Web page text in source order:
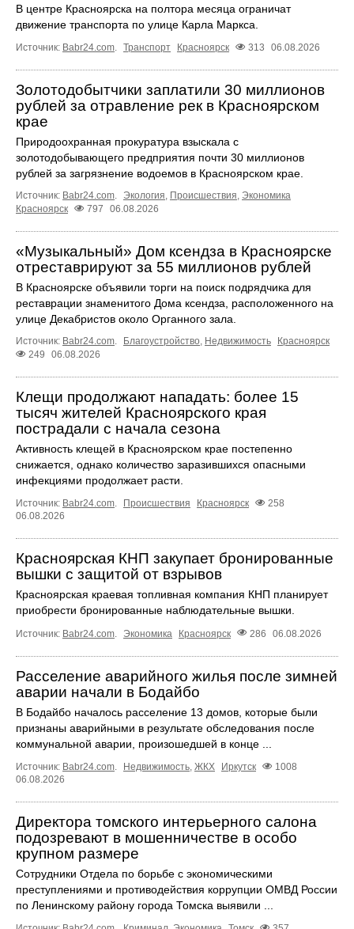
В центре Красноярска на полтора месяца ограничат
движение транспорта по улице Карла Маркса.
Источник: Babr24.com. Транспорт Красноярск 313 06.08.2026
Золотодобытчики заплатили 30 миллионов
рублей за отравление рек в Красноярском
крае
Природоохранная прокуратура взыскала с
золотодобывающего предприятия почти 30 миллионов
рублей за загрязнение водоемов в Красноярском крае.
Источник: Babr24.com. Экология, Происшествия, Экономика
Красноярск
797 06.08.2026
«Музыкальный» Дом ксендза в Красноярске
отреставрируют за 55 миллионов рублей
В Красноярске объявили торги на поиск подрядчика для
реставрации знаменитого Дома ксендза, расположенного на
улице Декабристов около Органного зала.
Источник: Babr24.com. Благоустройство, Недвижимость
Красноярск
249
06.08.2026
Клещи продолжают нападать: более 15
тысяч жителей Красноярского края
пострадали с начала сезона
Активность клещей в Красноярском крае постепенно
снижается, однако количество заразившихся опасными
инфекциями продолжает расти.
Источник: Babr24.com. Происшествия Красноярск
258
06.08.2026
Красноярская КНП закупает бронированные
вышки с защитой от взрывов
Красноярская краевая топливная компания КНП планирует
приобрести бронированные наблюдательные вышки.
Источник: Babr24.com Экономика Красноярск 286 06.08.2026
Расселение аварийного жилья после зимней
аварии начали в Бодайбо
В Бодайбо началось расселение 13 домов, которые были
признаны аварийными в результате обследования после
коммунальной аварии, произошедшей в конце ...
Источник: Babr24.com Недвижимость ЖКХ Иркутск
1008
06.08.2026
Директора томского интерьерного салона
подозревают в мошенничестве в особо
крупном размере
Сотрудники Отдела по борьбе с экономическими
преступлениями и противодействия коррупции ОМВД России
по Ленинскому району города Томска выявили ...